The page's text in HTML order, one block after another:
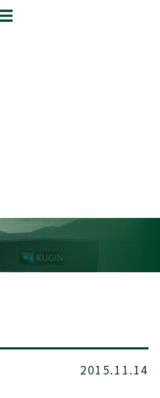
2015.11.14